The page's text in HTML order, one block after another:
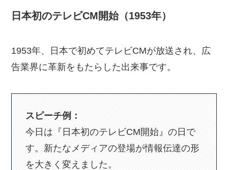
日本初のテレビCM開始（1953年）
1953年、日本で初めてテレビCMが放送され、広
告業界に革新をもたらした出来事です。
スピーチ例：
今日は『日本初のテレビCM開始』の日で
す。新たなメディアの登場が情報伝達の形
を大きく変えました。